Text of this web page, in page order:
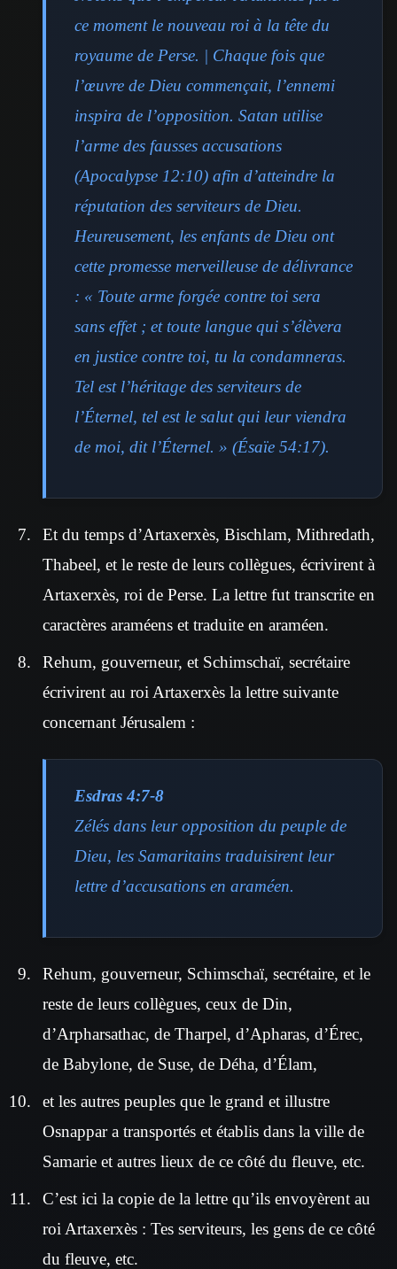
ce moment le nouveau roi à la tête du
royaume de Perse. | Chaque fois que
l’œuvre de Dieu commençait, l’ennemi
inspira de l’opposition. Satan utilise
l’arme des fausses accusations
(Apocalypse 12:10) afin d’atteindre la
réputation des serviteurs de Dieu.
Heureusement, les enfants de Dieu ont
cette promesse merveilleuse de délivrance
: « Toute arme forgée contre toi sera
sans effet ; et toute langue qui s’élèvera
en justice contre toi, tu la condamneras.
Tel est l’héritage des serviteurs de
l’Éternel, tel est le salut qui leur viendra
de moi, dit l’Éternel. » (Ésaïe 54:17).
Et du temps d’Artaxerxès, Bischlam, Mithredath,
Thabeel, et le reste de leurs collègues, écrivirent à
Artaxerxès, roi de Perse. La lettre fut transcrite en
caractères araméens et traduite en araméen.
Rehum, gouverneur, et Schimschaï, secrétaire
écrivirent au roi Artaxerxès la lettre suivante
concernant Jérusalem :
Esdras 4:7-8
Zélés dans leur opposition du peuple de
Dieu, les Samaritains traduisirent leur
lettre d’accusations en araméen.
Rehum, gouverneur, Schimschaï, secrétaire, et le
reste de leurs collègues, ceux de Din,
d’Arpharsathac, de Tharpel, d’Apharas, d’Érec,
de Babylone, de Suse, de Déha, d’Élam,
et les autres peuples que le grand et illustre
Osnappar a transportés et établis dans la ville de
Samarie et autres lieux de ce côté du fleuve, etc.
C’est ici la copie de la lettre qu’ils envoyèrent au
roi Artaxerxès : Tes serviteurs, les gens de ce côté
du fleuve, etc.